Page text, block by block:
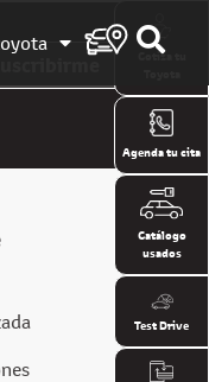
Suscribirme
Cotiza tu
Agenda tu cita
Catálogo
usados
Test Drive